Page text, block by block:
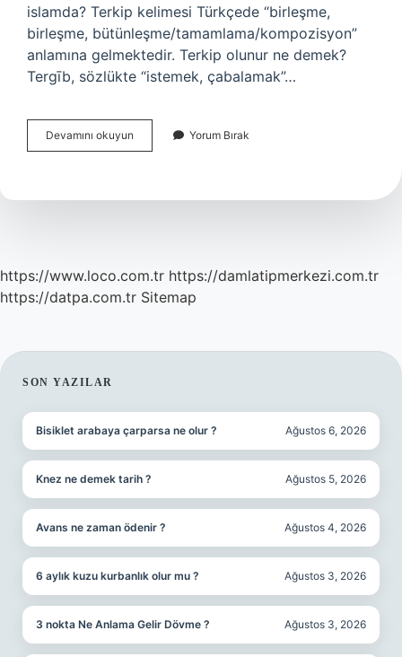
islamda? Terkip kelimesi Türkçede “birleşme,
birleşme, bütünleşme/tamamlama/kompozisyon”
anlamına gelmektedir. Terkip olunur ne demek?
Tergīb, sözlükte “istemek, çabalamak”…
Devamını okuyun
Ögesi
Yorum Bırak
https://www.loco.com.tr https://damlatipmerkezi.com.tr
https://datpa.com.tr Sitemap
SIDEBAR
SON YAZILAR
Bisiklet arabaya çarparsa ne olur ? Ağustos 6, 2026
Knez ne demek tarih ? Ağustos 5, 2026
Avans ne zaman ödenir ? Ağustos 4, 2026
6 aylık kuzu kurbanlık olur mu ? Ağustos 3, 2026
3 nokta Ne Anlama Gelir Dövme ? Ağustos 3, 2026